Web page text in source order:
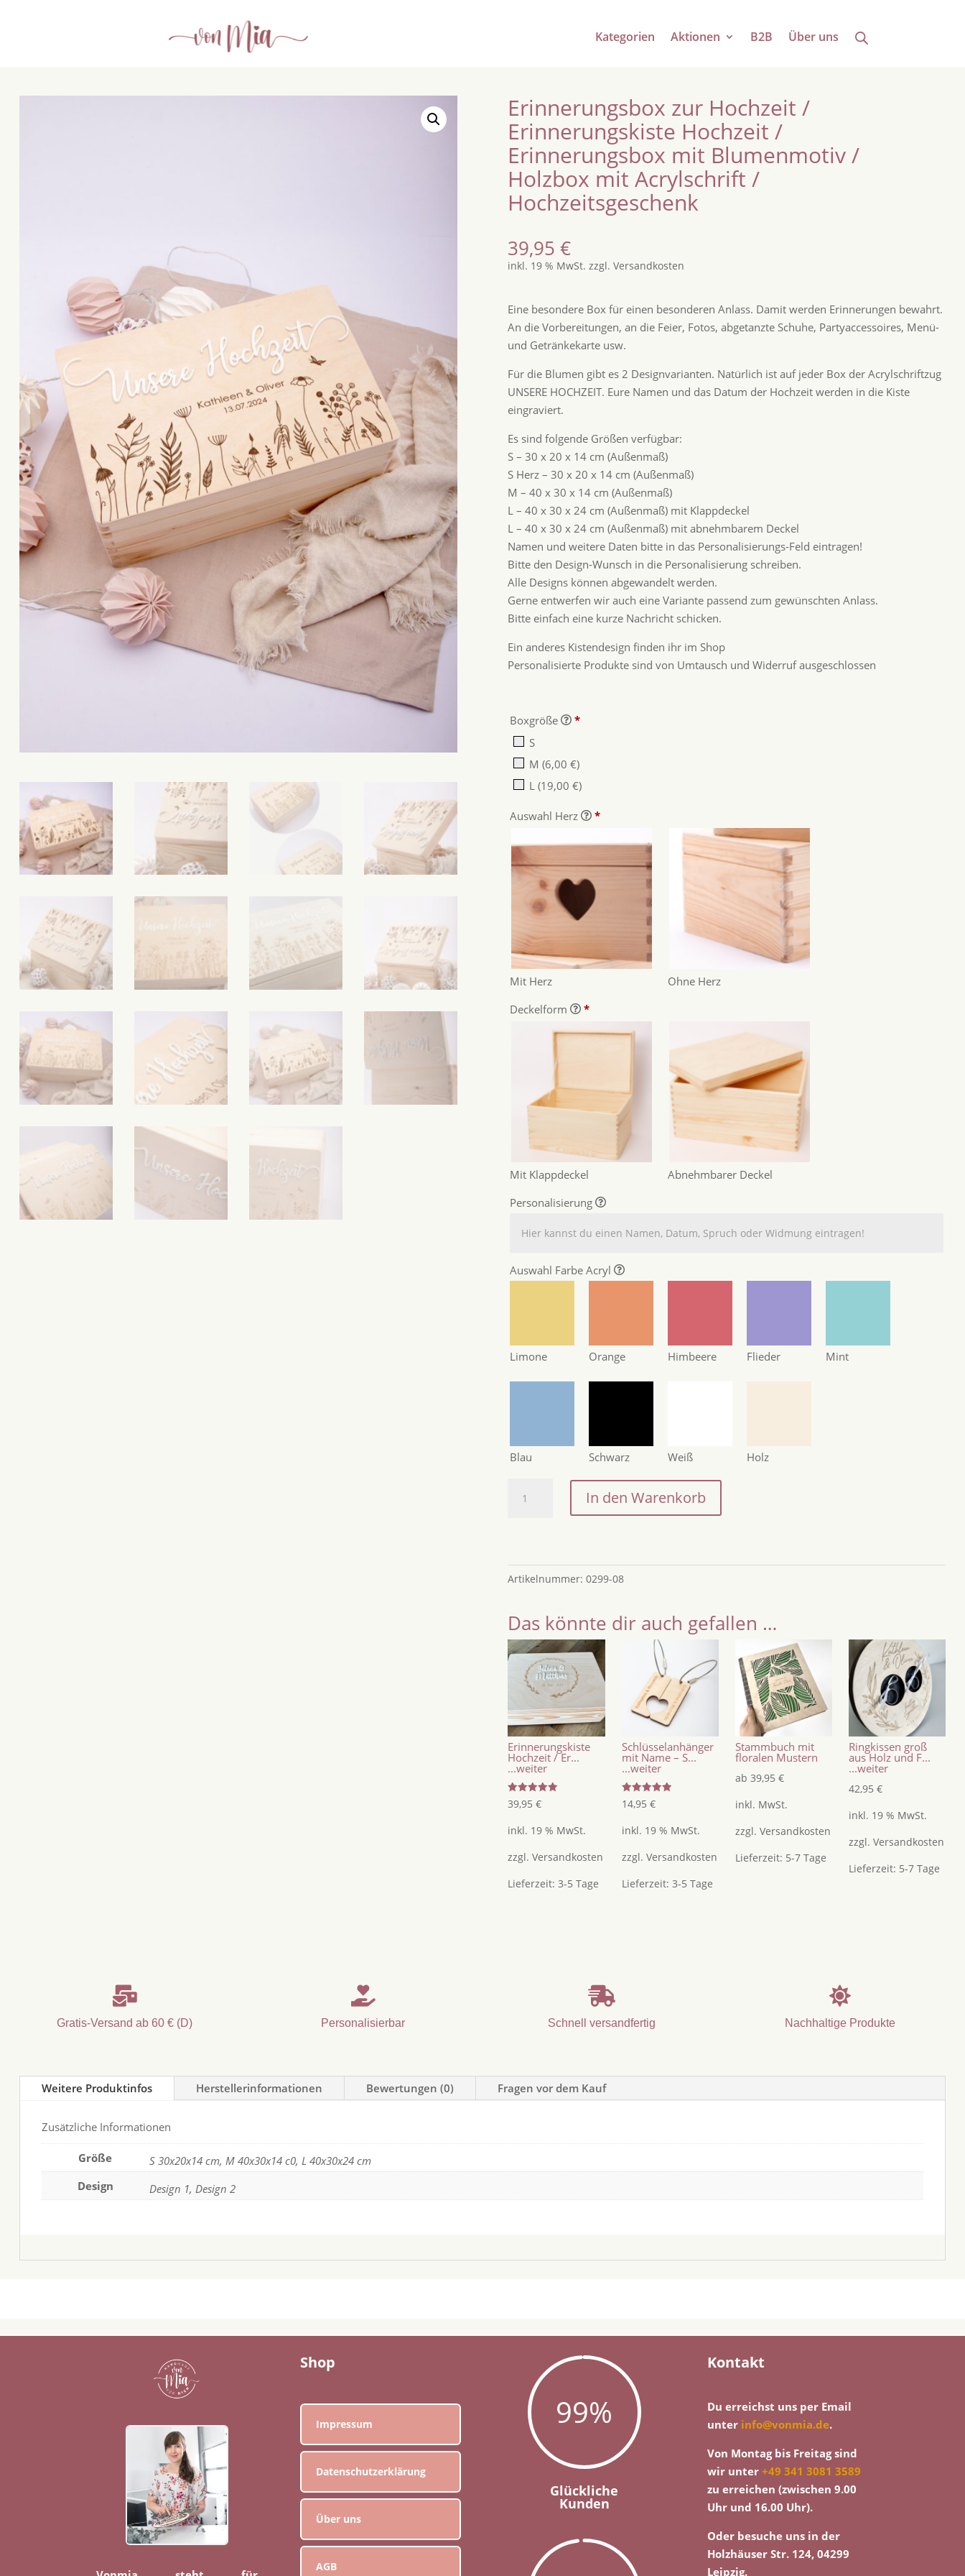
Kategorien Aktionen B2B Über uns
Erinnerungsbox zur Hochzeit /
Erinnerungskiste Hochzeit /
Erinnerungsbox mit Blumenmotiv /
Holzbox mit Acrylschrift /
Hochzeitsgeschenk
39,95€
inkl. 19 % MwSt. zzgl.Versandkosten
Eine besondere Box für einen besonderen Anlass. Damit werden Erinnerungen bewahrt.
An die Vorbereitungen, an die Feier, Fotos, abgetanzte Schuhe, Partyaccessoires, Menü-
und Getränkekarte usw.
Für die Blumen gibt es 2 Designvarianten. Natürlich ist auf jeder Box der Acrylschriftzug
UNSERE HOCHZEIT. Eure Namen und das Datum der Hochzeit werden in die Kiste
eingraviert.
Es sind folgende Größen verfügbar:
S – 30 x 20 x 14 cm (Außenmaß)
S Herz – 30 x 20 x 14 cm (Außenmaß)
M – 40 x 30 x 14 cm (Außenmaß)
L – 40 x 30 x 24 cm (Außenmaß) mit Klappdeckel
L – 40 x 30 x 24 cm (Außenmaß) mit abnehmbarem Deckel
Namen und weitere Daten bitte in das Personalisierungs-Feld eintragen!
Bitte den Design-Wunsch in die Personalisierung schreiben.
Alle Designs können abgewandelt werden.
Gerne entwerfen wir auch eine Variante passend zum gewünschten Anlass.
Bitte einfach eine kurze Nachricht schicken.
Ein anderes Kistendesign finden ihr im Shop
Personalisierte Produkte sind von Umtausch und Widerruf ausgeschlossen
Boxgröße
*
S
M(6,00 €)
L(19,00 €)
Auswahl Herz *
Mit Herz
Ohne Herz
Deckelform
*
Mit Klappdeckel
Abnehmbarer Deckel
Personalisierung
Auswahl Farbe Acryl
Limone Orange Himbeere Flieder Mint
Blau Schwarz Weiß Holz
Erinnerungsbox
Hochzeit
mit
Blumenmotiv
/
Holzbox
Acrylschrift
/
Hochzeitsgeschenk
Menge
In den Warenkorb
Artikelnummer:0299-08
Das könnte dir auch gefallen …
Erinnerungskiste
Hochzeit / Er...
...weiter
Bewertet
mit
von 5
39,95€
inkl. 19 % MwSt.
zzgl.Versandkosten
Lieferzeit:3-5 Tage
Schlüsselanhänger
mit Name – S...
...weiter
Bewertet
mit
von 5
14,95 €
inkl. 19 % MwSt.
zzgl. Versandkosten
Lieferzeit: 3-5 Tage
Stammbuch mit
floralen Mustern
ab 39,95 €
inkl. MwSt.
zzgl. Versandkosten
Lieferzeit: 5-7 Tage
Ringkissen groß
aus Holz und F...
...weiter
42,95€
inkl. 19 % MwSt.
zzgl.Versandkosten
Lieferzeit: 5-7 Tage

Gratis-Versand ab 60 € (D)

Personalisierbar

Schnell versandfertig

Nachhaltige Produkte
Weitere Produktinfos Herstellerinformationen Bewertungen (0) Fragen vor dem Kauf
Zusätzliche Informationen
Größe
S 30x20x14 cm, M 40x30x14 c0, L 40x30x24 cm
Design
Design 1, Design 2
Shop
Impressum
Datenschutzerklärung
Über uns
AGB
99%
Glückliche
Kunden
Kontakt
Du erreichst uns per Email
unter info@vonmia.de.
Von Montag bis Freitag sind
wir unter+49 341 3081 3589
zu erreichen (zwischen 9.00
Uhr und 16.00 Uhr).
Oder besuche uns in der
Holzhäuser Str. 124, 04299
Leipzig.